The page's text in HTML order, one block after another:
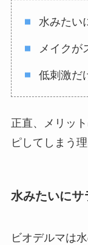
水みたい
メイクが
低刺激だ
正直、メリッ
ピしてしまう
水みたいにサ
ビオデルマは